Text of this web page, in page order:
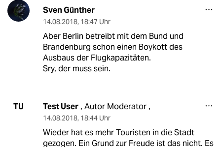
Sven Günther
14.08.2018, 18:47 Uhr
Aber Berlin betreibt mit dem Bund und
Brandenburg schon einen Boykott des
Ausbaus der Flugkapazitäten.
Sry, der muss sein.
TU Test User, Autor Moderator ,
14.08.2018, 18:44 Uhr
Wieder hat es mehr Touristen in die Stadt
gezogen. Ein Grund zur Freude ist das nicht. Es